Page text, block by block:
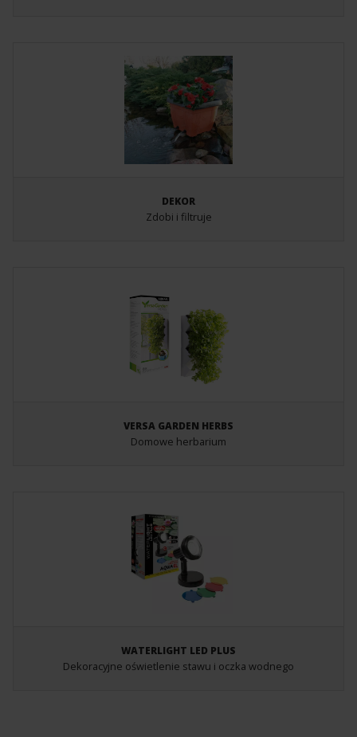
DEKOR
Zdobi i filtruje
VERSA GARDEN HERBS
Domowe herbarium
WATERLIGHT LED PLUS
Dekoracyjne oświetlenie stawu i oczka wodnego